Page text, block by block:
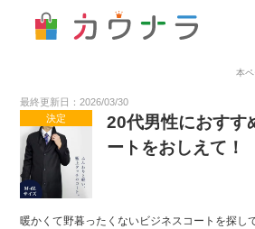
本
最終更新日：2026/03/30
決定
20代男性におすす
ートをおしえて！
暖かくて野暮ったくないビジネスコートを探